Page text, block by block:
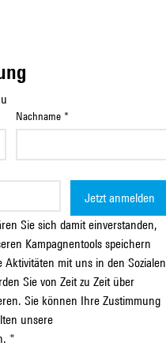
Nachname *
Jetzt anmelden
Sie sich damit einverstanden,
Kampagnentools speichern
mit uns in den Sozialen
Sie von Zeit zu Zeit über
Sie können Ihre Zustimmung
unsere
*